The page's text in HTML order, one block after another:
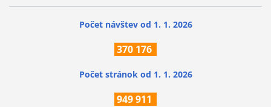
Počet návštev od 1. 1. 2026
370 176
Počet stránok od 1. 1. 2026
949 911